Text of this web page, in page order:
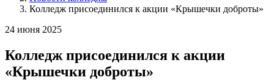
Колледж присоединился к акции «Крышечки доброты»
24 июня 2025
Колледж присоединился к акции
«Крышечки доброты»